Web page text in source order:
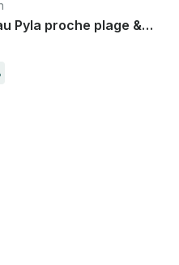
Pyla proche plage &